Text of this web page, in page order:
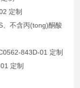
定制
、不含丙(tong)酮酸
843D-01 定制
定制